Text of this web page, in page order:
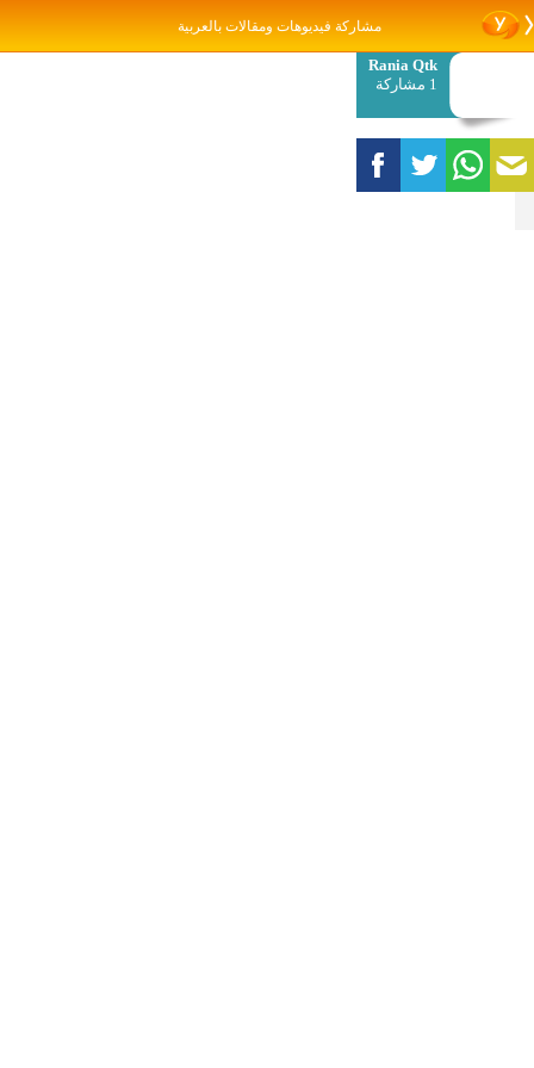
مشاركة فيديوهات ومقالات بالعربية
Rania Qtk
1 مشاركة